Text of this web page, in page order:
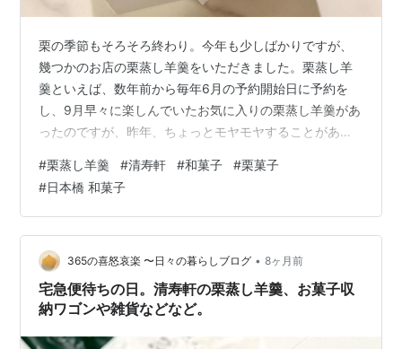
栗の季節もそろそろ終わり。今年も少しばかりですが、
幾つかのお店の栗蒸し羊羹をいただきました。栗蒸し羊
羹といえば、数年前から毎年6月の予約開始日に予約を
し、9月早々に楽しんでいたお気に入りの栗蒸し羊羹があ
ったのですが、昨年、ちょっとモヤモヤすることがあっ
栗蒸し羊羹、本当に好みでシーズン中にリピートするほ
ど大好きでした。 それでも、やはりモヤモヤを残したま
ま購入し続ける気にはなりませんでした。 側から見たら
些細なことであるかもしれませんが、どうせお金を遣う
なら気持ちよく！がモットーなので、今年からは他のお
店のものを楽しむことにしました。栗をふんだ…
#栗蒸し羊羹 #清寿軒 #和菓子 #栗菓子
#日本橋 和菓子
365の喜怒哀楽 〜日々の暮らしブログ • 8ヶ月前
宅急便待ちの日。清寿軒の栗蒸し羊羹、お菓子収
納ワゴンや雑貨などなど。